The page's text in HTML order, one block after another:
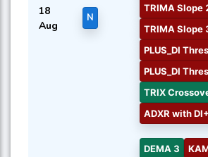
18
Aug
N
TRIMA Slope
TRIMA Slope
PLUS_DI
PLUS_DI
TRIX
ADXR with
DEMA 3